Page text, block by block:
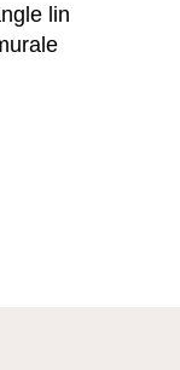
lin